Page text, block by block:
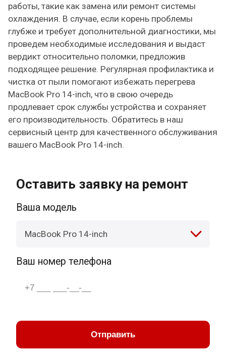
работы, такие как замена или ремонт системы
охлаждения. В случае, если корень проблемы
глубже и требует дополнительной диагностики, мы
проведем необходимые исследования и выдаст
вердикт относительно поломки, предложив
подходящее решение. Регулярная профилактика и
чистка от пыли помогают избежать перегрева
MacBook Pro 14-inch, что в свою очередь
продлевает срок службы устройства и сохраняет
его производительность. Обратитесь в наш
сервисный центр для качественного обслуживания
вашего MacBook Pro 14-inch.
Оставить заявку на ремонт
Ваша модель
MacBook Pro 14-inch
Ваш номер телефона
Отправить